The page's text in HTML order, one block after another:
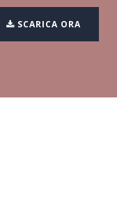
SCARICA ORA